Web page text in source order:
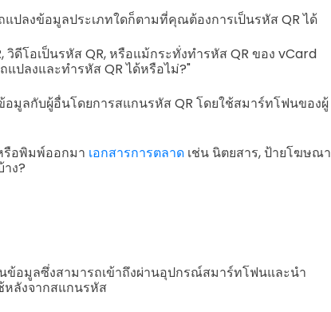
ปลงข้อมูลประเภทใดก็ตามที่คุณต้องการเป็นรหัส QR ได้
วิดีโอเป็นรหัส QR, หรือแม้กระทั่งทำรหัส QR ของ vCard
ปลงและทำรหัส QR ได้หรือไม่?"
ลกับผู้อื่นโดยการสแกนรหัส QR โดยใช้สมาร์ทโฟนของผู้
รือพิมพ์ออกมา เอกสารการตลาดเช่น นิตยสาร, ป้ายโฆษณา
ง?
ข้อมูลซึ่งสามารถเข้าถึงผ่านอุปกรณ์สมาร์ทโฟนและนำ
ลังจากสแกนรหัส